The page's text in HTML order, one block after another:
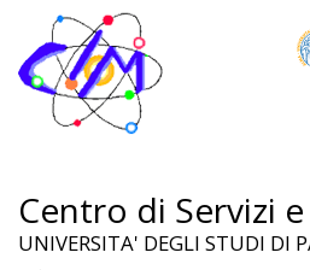
Centro di Servizi
UNIVERSITA' DEGLI STUDI DI